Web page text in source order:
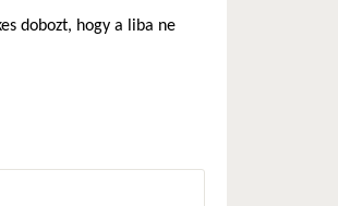
dobozt, hogy a liba ne